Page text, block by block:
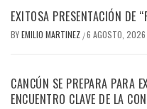
EXITOSA PRESENTACIÓN DE
BYEMILIO MARTINEZ /6 AGOSTO, 2026
CANCÚN SE PREPARA PARA
ENCUENTRO CLAVE DE LA